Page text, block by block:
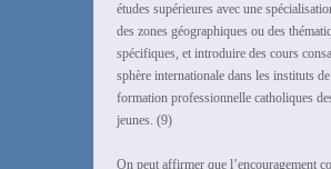
études supérieures avec une
des zones géographiques ou des
spécifiques, et introduire des cours
sphère internationale dans les instituts de
formation professionnelle catholiques
jeunes. (9)
On peut affirmer que l’encouragement